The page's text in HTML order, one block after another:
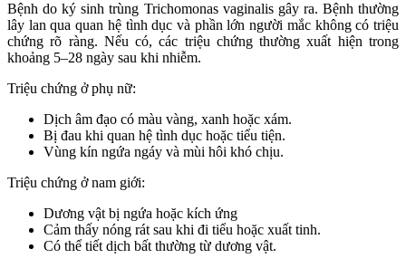
Bệnh do ký sinh trùng Trichomonas vaginalis gây ra. Bệnh thường
lây lan qua quan hệ tình dục và phần lớn người mắc không có triệu
chứng rõ ràng. Nếu có, các triệu chứng thường xuất hiện trong
khoảng 5–28 ngày sau khi nhiễm.
Triệu chứng ở phụ nữ:
Dịch âm đạo có màu vàng, xanh hoặc xám.
Bị đau khi quan hệ tình dục hoặc tiểu tiện.
Vùng kín ngứa ngáy và mùi hôi khó chịu.
Triệu chứng ở nam giới:
Dương vật bị ngứa hoặc kích ứng
Cảm thấy nóng rát sau khi đi tiểu hoặc xuất tinh.
Có thể tiết dịch bất thường từ dương vật.